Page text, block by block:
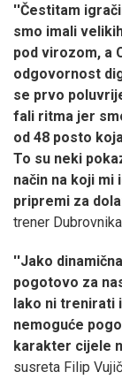
''Čestitam
smo imali
pod virozom, a
odgovornost
se prvo
fali ritma jer
od 48 posto
To su neki
način na koji mi
pripremi za
trener Dubrovnika
''Jako
pogotovo za
lako ni trenirati
nemoguće
karakter cijele
susreta Filip